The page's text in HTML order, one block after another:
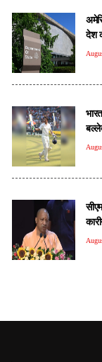
देश